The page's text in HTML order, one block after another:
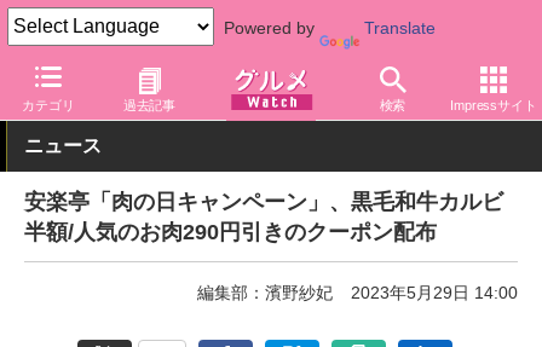
Powered by Translate
カテゴリ 過去記事 検索 Impressサイト
グルメ Watch 店舗 安楽亭
ニュース
安楽亭「肉の日キャンペーン」、黒毛和牛カルビ
半額/人気のお肉290円引きのクーポン配布
編集部：濱野紗妃 2023年5月29日 14:00